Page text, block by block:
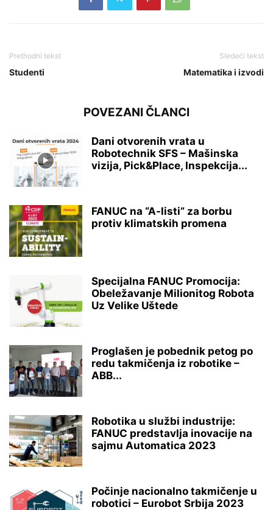
Prethodni tekst
Studenti
Sledeći tekst
Matematika i izvodi
POVEZANI ČLANCI
Dani otvorenih vrata u
Robotechnik SFS – Mašinska
vizija, Pick&Place, Inspekcija...
FANUC na “A-listi” za borbu
protiv klimatskih promena
Specijalna FANUC Promocija:
Obeležavanje Milionitog Robota
Uz Velike Uštede
Proglašen je pobednik petog po
redu takmičenja iz robotike –
ABB...
Robotika u službi industrije:
FANUC predstavlja inovacije na
sajmu Automatica 2023
Počinje nacionalno takmičenje u
robotici – Eurobot Srbija 2023